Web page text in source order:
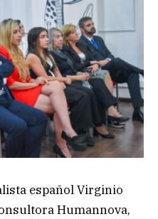
español Virginio
Humannova,